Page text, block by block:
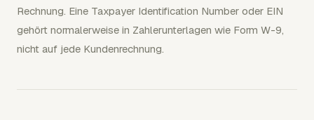
Rechnung. Eine Taxpayer Identification Number oder EIN
gehört normalerweise in Zahlerunterlagen wie Form W-9,
nicht auf jede Kundenrechnung.